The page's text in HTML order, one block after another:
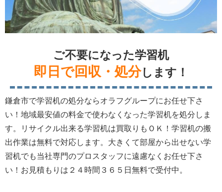
ご不要になった学習机
即日で回収・処分します！
鎌倉市で学習机の処分ならオラフグループにお任せ下さ
い！地域最安値の料金で使わなくなった学習机を処分しま
す。リサイクル出来る学習机は買取りもＯＫ！学習机の搬
出作業は無料で対応します。大きくて部屋から出せない学
習机でも当社専門のプロスタッフに遠慮なくお任せ下さ
い！お見積もりは２４時間３６５日無料で受付中。